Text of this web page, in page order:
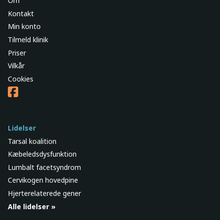
Kontakt
Min konto
Tilmeld klinik
Priser
Vilkår
Cookies
Lidelser
Tarsal koalition
Kæbeledsdysfunktion
Lumbalt facetsyndrom
Cervikogen hovedpine
Hjerterelaterede gener
Alle lidelser »